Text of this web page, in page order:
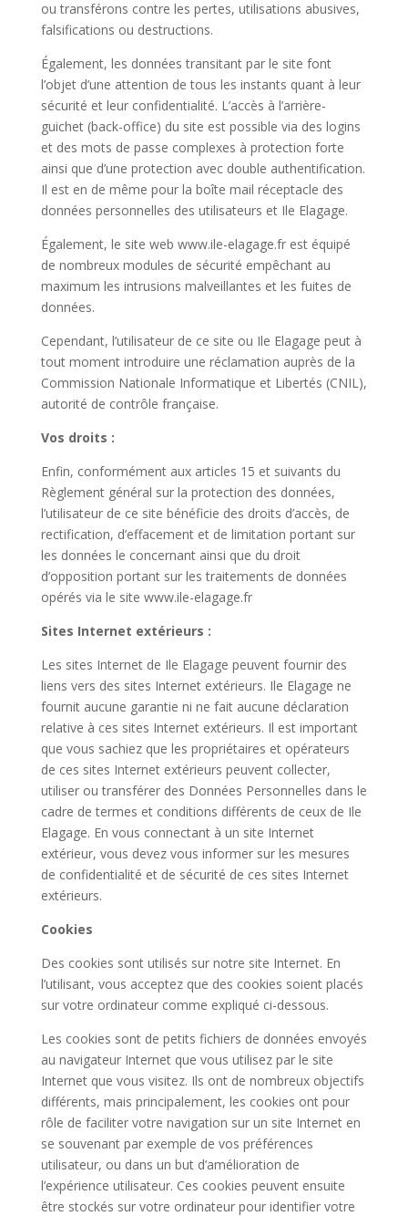
ou transférons contre les pertes, utilisations abusives,
falsifications ou destructions.
Également, les données transitant par le site font
l’objet d’une attention de tous les instants quant à leur
sécurité et leur confidentialité. L’accès à l’arrière-
guichet (back-office) du site est possible via des logins
et des mots de passe complexes à protection forte
ainsi que d’une protection avec double authentification.
Il est en de même pour la boîte mail réceptacle des
données personnelles des utilisateurs et Ile Elagage.
Également, le site web www.ile-elagage.frest équipé
de nombreux modules de sécurité empêchant au
maximum les intrusions malveillantes et les fuites de
données.
Cependant, l’utilisateur de ce site ou Ile Elagage peut à
tout moment introduire une réclamation auprès de la
Commission Nationale Informatique et Libertés (CNIL),
autorité de contrôle française.
Vos droits :
Enfin, conformément aux articles 15 et suivants du
Règlement général sur la protection des données,
l’utilisateur de ce site bénéficie des droits d’accès, de
rectification, d’effacement et de limitation portant sur
les données le concernant ainsi que du droit
d’opposition portant sur les traitements de données
opérés via le site www.ile-elagage.fr
Sites Internet extérieurs :
Les sites Internet de Ile Elagage peuvent fournir des
liens vers des sites Internet extérieurs. Ile Elagage ne
fournit aucune garantie ni ne fait aucune déclaration
relative à ces sites Internet extérieurs. Il est important
que vous sachiez que les propriétaires et opérateurs
de ces sites Internet extérieurs peuvent collecter,
utiliser ou transférer des Données Personnelles dans le
cadre de termes et conditions différents de ceux de Ile
Elagage. En vous connectant à un site Internet
extérieur, vous devez vous informer sur les mesures
de confidentialité et de sécurité de ces sites Internet
extérieurs.
Cookies
Des cookies sont utilisés sur notre site Internet. En
l’utilisant, vous acceptez que des cookies soient placés
sur votre ordinateur comme expliqué ci-dessous.
Les cookies sont de petits fichiers de données envoyés
au navigateur Internet que vous utilisez par le site
Internet que vous visitez. Ils ont de nombreux objectifs
différents, mais principalement, les cookies ont pour
rôle de faciliter votre navigation sur un site Internet en
se souvenant par exemple de vos préférences
utilisateur, ou dans un but d’amélioration de
l’expérience utilisateur. Ces cookies peuvent ensuite
être stockés sur votre ordinateur pour identifier votre